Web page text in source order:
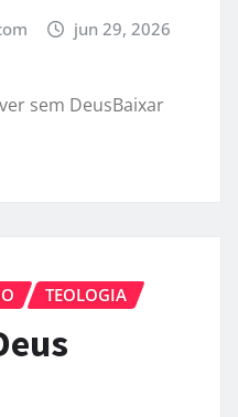
jun 29, 2026
sem DeusBaixar
TEOLOGIA